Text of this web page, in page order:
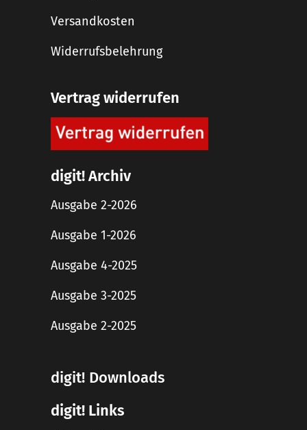
Versandkosten
Widerrufsbelehrung
Vertrag widerrufen
digit! Archiv
Ausgabe 2-2026
Ausgabe 1-2026
Ausgabe 4-2025
Ausgabe 3-2025
Ausgabe 2-2025
digit! Downloads
digit! Links